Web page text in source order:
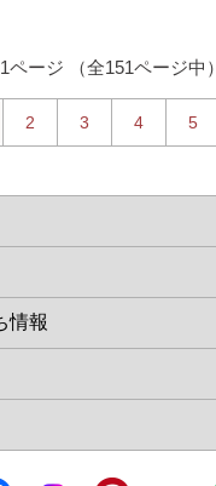
1ページ （全151ページ中）
2 3 4 5